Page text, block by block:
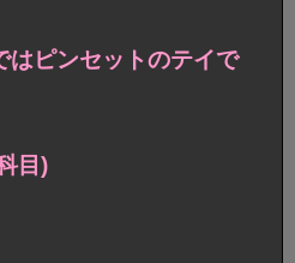
はピンセットのテイで
目)